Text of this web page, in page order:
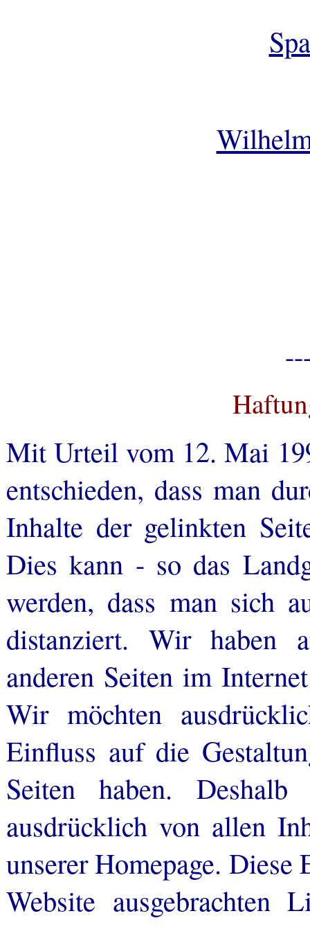
Mit Urteil vom 12. Mai
entschieden, dass man
Inhalte der gelinkten
Dies kann - so das
werden, dass man sich
distanziert. Wir haben
anderen Seiten im
Wir möchten
Einfluss auf die
Seiten haben.
ausdrücklich von allen
unserer Homepage.
Website